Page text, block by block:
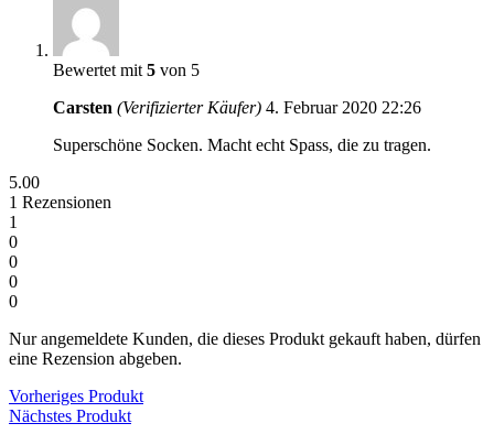
Bewertet mit 5 von 5
Carsten (Verifizierter Käufer) 4. Februar 2020 22:26
Superschöne Socken. Macht echt Spass, die zu tragen.
5.00
1 Rezensionen
1
0
0
0
0
Nur angemeldete Kunden, die dieses Produkt gekauft haben, dürfen
eine Rezension abgeben.
Vorheriges Produkt
Nächstes Produkt